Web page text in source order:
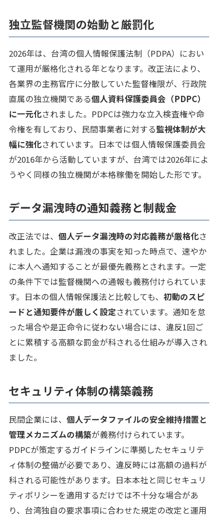
独立監督機関の始動と厳罰化
2026年は、台湾の個人情報保護法制（PDPA）におい
て運用が厳格化される年となります。改正法により、
各業界の主務官庁に分散していた監督権限が、行政院
直属の独立機関である個人資料保護委員会（PDPC）
に一元化されました。PDPCは強力な立入検査権や命
令権を有しており、民間事業者に対する監視体制が大
幅に強化されています。日本では個人情報保護委員会
が2016年から活動していますが、台湾では2026年によ
うやく同様の独立機関が本格稼働を開始した形です。
データ漏洩時の通知義務と制裁金
改正法では、 個人データ漏洩時の対応義務が厳格化さ
れました。企業は漏洩の事実を知った時点で、速やか
に本人へ通知することが最優先義務とされます。一定
の条件下では監督機関への通報も義務付けられていま
す。日本の個人情報保護法と比較しても、 初動のスピ
ードと通知要件が厳しく設定されています。通知を怠
った場合や是正命令に従わない場合には、違反1回ご
とに累積する高額な罰金が科される仕組みが導入され
ました。
セキュリティ体制の構築義務
民間企業には、 個人データファイルの安全維持措置と
管理メカニズムの構築が義務付けられています。
PDPCが策定するガイドラインに準拠したセキュリテ
ィ体制の整備が必要であり、違反時には高額の過料が
科される可能性があります。日本本社と同じセキュリ
ティポリシーを適用するだけでは不十分な場合があ
り、台湾独自の要求事項に合わせた規定の改定と運用